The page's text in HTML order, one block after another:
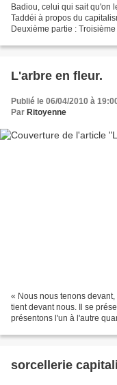
Badiou, celui qui sait qu'on
Taddéi à propos du
Deuxième partie :
L'arbre en fleur.
Publié le 06/04/2010 à
Par Ritoyenne
« Nous nous tenons
tient devant nous. Il se
présentons l'un à l'autre
sorcellerie